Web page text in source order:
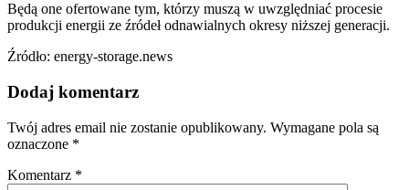
Będą one ofertowane tym, którzy muszą w uwzględniać procesie
produkcji energii ze źródeł odnawialnych okresy niższej generacji.
Źródło: energy-storage.news
Dodaj komentarz
Twój adres email nie zostanie opublikowany. Wymagane pola są
oznaczone *
Komentarz *